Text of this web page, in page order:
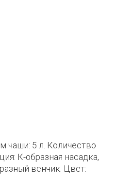
чаши: 5 л. Количество
К-образная насадка,
венчик. Цвет: